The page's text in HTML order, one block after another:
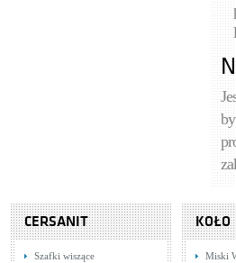
CERSANIT
Szafki wiszące
KOŁO
Miski